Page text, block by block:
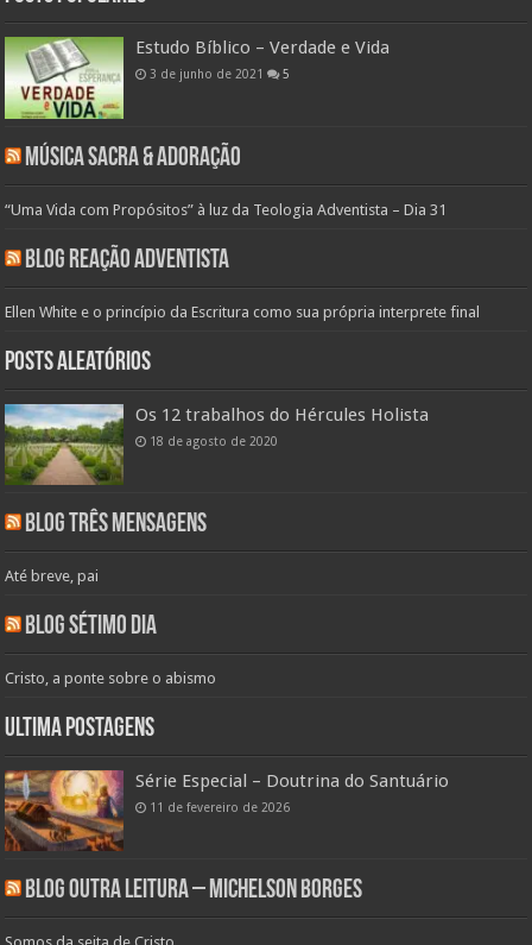
Estudo Bíblico – Verdade e Vida
3 de junho de 2021 5
Música Sacra & Adoração
“Uma Vida com Propósitos” à luz da Teologia Adventista – Dia 31
Blog Reação Adventista
Ellen White e o princípio da Escritura como sua própria interprete final
Posts aleatórios
Os 12 trabalhos do Hércules Holista
18 de agosto de 2020
Blog Três Mensagens
Até breve, pai
Blog Sétimo Dia
Cristo, a ponte sobre o abismo
Ultima Postagens
Série Especial – Doutrina do Santuário
11 de fevereiro de 2026
Blog Outra Leitura – Michelson Borges